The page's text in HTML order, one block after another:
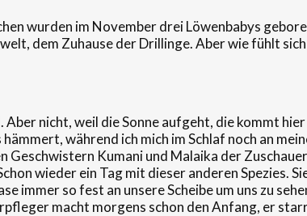
wurden im November drei Löwenbabys
dem Zuhause der Drillinge. Aber wie fühlt
Aber nicht, weil die Sonne aufgeht, die kommt
während ich mich im Schlaf noch an
Geschwistern Kumani und Malaika der
wieder ein Tag mit dieser anderen Spezies.
immer so fest an unsere Scheibe um uns zu
macht morgens schon den Anfang, er